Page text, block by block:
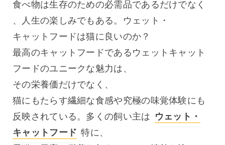
食べ物は生存のための必需品であるだけでなく
、人生の楽しみでもある。ウェット・
キャットフードは猫に良いのか？
最高のキャットフードであるウェットキャット
フードのユニークな魅力は、
その栄養価だけでなく、
猫にもたらす繊細な食感や究極の味覚体験にも
反映されている。多くの飼い主は ウェット・
キャットフード 特に、